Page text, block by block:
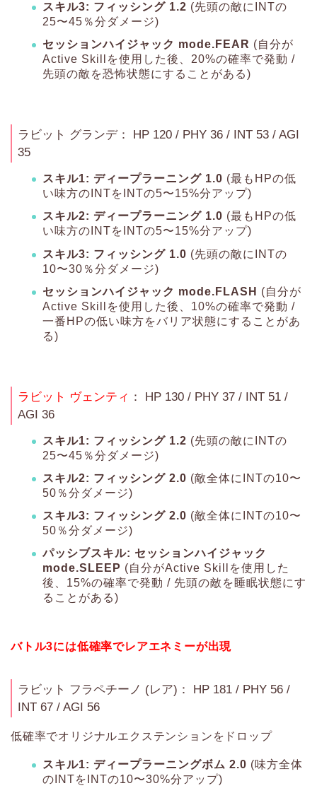
スキル3: フィッシング 1.2 (先頭の敵にINTの
25〜45％分ダメージ)
セッションハイジャック mode.FEAR (自分が
Active Skillを使用した後、20%の確率で発動 /
先頭の敵を恐怖状態にすることがある)
ラビット グランデ： HP 120 / PHY 36 / INT 53 / AGI
35
スキル1: ディープラーニング 1.0 (最もHPの低
い味方のINTをINTの5〜15%分アップ)
スキル2: ディープラーニング 1.0 (最もHPの低
い味方のINTをINTの5〜15%分アップ)
スキル3: フィッシング 1.0 (先頭の敵にINTの
10〜30％分ダメージ)
セッションハイジャック mode.FLASH (自分が
Active Skillを使用した後、10%の確率で発動 /
一番HPの低い味方をバリア状態にすることがあ
る)
ラビット ヴェンティ ： HP 130 / PHY 37 / INT 51 /
AGI 36
スキル1: フィッシング 1.2 (先頭の敵にINTの
25〜45％分ダメージ)
スキル2: フィッシング 2.0 (敵全体にINTの10〜
50％分ダメージ)
スキル3: フィッシング 2.0 (敵全体にINTの10〜
50％分ダメージ)
パッシブスキル: セッションハイジャック
mode.SLEEP (自分がActive Skillを使用した
後、15%の確率で発動 / 先頭の敵を睡眠状態にす
ることがある)
バトル3には低確率でレアエネミーが出現
ラビット フラペチーノ (レア)： HP 181 / PHY 56 /
INT 67 / AGI 56
低確率でオリジナルエクステンションをドロップ
スキル1: ディープラーニングボム 2.0 (味方全体
のINTをINTの10〜30%分アップ)